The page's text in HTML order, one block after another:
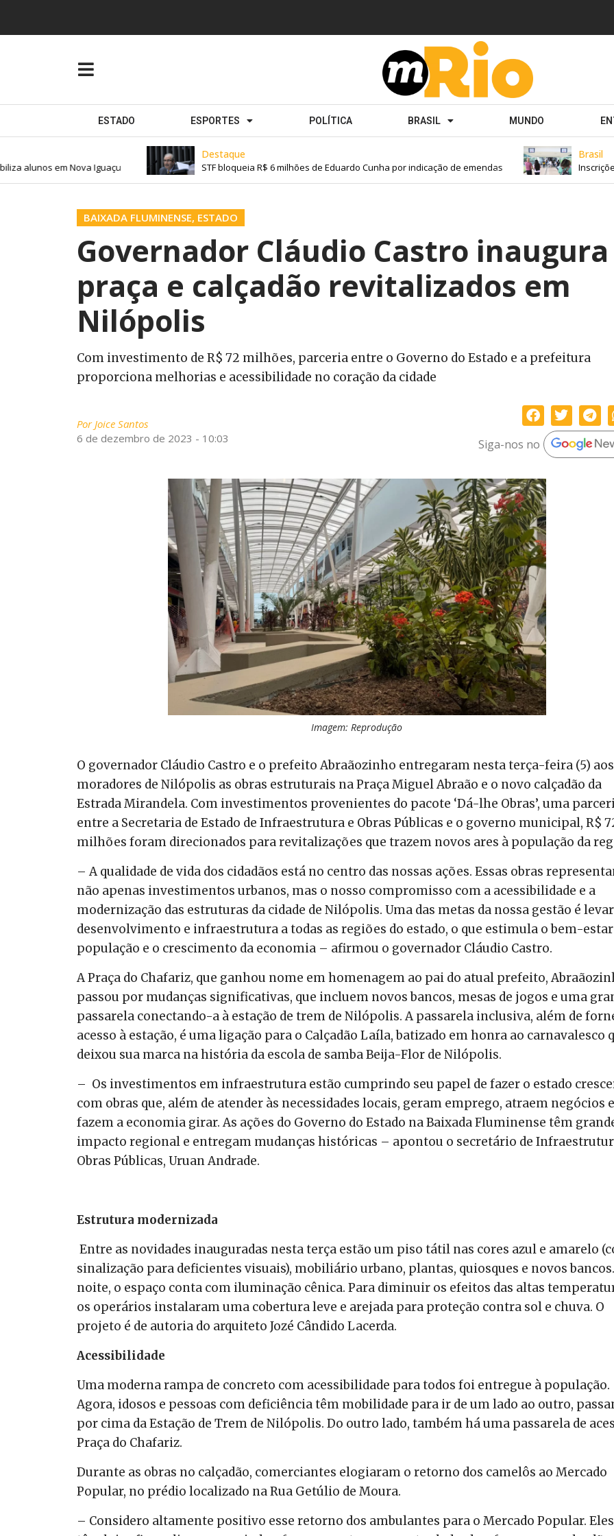
ESTADO ESPORTES POLÍTICA BRASIL MUNDO
Destaque
STF bloqueia R$ 6 milhões de Eduardo Cunha por indicação de emendas
Brasil
Inscrições
alunos em Nova Iguaçu
BAIXADA FLUMINENSE, ESTADO
Governador Cláudio Castro inaugura
praça e calçadão revitalizados em
Nilópolis
Com investimento de R$ 72 milhões, parceria entre o Governo do Estado e a prefeitura
proporciona melhorias e acessibilidade no coração da cidade
PorJoice Santos
6 de dezembro de 2023 - 10:03
Siga-nos no
Imagem: Reprodução
O governador Cláudio Castro e o prefeito Abraãozinho entregaram nesta terça-feira (5) aos
moradores de Nilópolis as obras estruturais na Praça Miguel Abraão e o novo calçadão da
Estrada Mirandela. Com investimentos provenientes do pacote ‘Dá-lhe Obras’, uma
entre a Secretaria de Estado de Infraestrutura e Obras Públicas e o governo municipal, R$
milhões foram direcionados para revitalizações que trazem novos ares à população da
– A qualidade de vida dos cidadãos está no centro das nossas ações. Essas obras
não apenas investimentos urbanos, mas o nosso compromisso com a acessibilidade e a
modernização das estruturas da cidade de Nilópolis. Uma das metas da nossa gestão é levar
desenvolvimento e infraestrutura a todas as regiões do estado, o que estimula o bem-
população e o crescimento da economia – afirmou o governador Cláudio Castro.
A Praça do Chafariz, que ganhou nome em homenagem ao pai do atual prefeito,
passou por mudanças significativas, que incluem novos bancos, mesas de jogos e uma
passarela conectando-a à estação de trem de Nilópolis. A passarela inclusiva, além de
acesso à estação, é uma ligação para o Calçadão Laíla, batizado em honra ao carnavalesco
deixou sua marca na história da escola de samba Beija-Flor de Nilópolis.
– Os investimentos em infraestrutura estão cumprindo seu papel de fazer o estado
com obras que, além de atender às necessidades locais, geram emprego, atraem negócios e
fazem a economia girar. As ações do Governo do Estado na Baixada Fluminense têm
impacto regional e entregam mudanças históricas – apontou o secretário de
Obras Públicas, Uruan Andrade.
Estrutura modernizada
Entre as novidades inauguradas nesta terça estão um piso tátil nas cores azul e amarelo
sinalização para deficientes visuais), mobiliário urbano, plantas, quiosques e novos
noite, o espaço conta com iluminação cênica. Para diminuir os efeitos das altas
os operários instalaram uma cobertura leve e arejada para proteção contra sol e chuva. O
projeto é de autoria do arquiteto Jozé Cândido Lacerda.
Acessibilidade
Uma moderna rampa de concreto com acessibilidade para todos foi entregue à população.
Agora, idosos e pessoas com deficiência têm mobilidade para ir de um lado ao outro,
por cima da Estação de Trem de Nilópolis. Do outro lado, também há uma passarela de
Praça do Chafariz.
Durante as obras no calçadão, comerciantes elogiaram o retorno dos camelôs ao Mercado
Popular, no prédio localizado na Rua Getúlio de Moura.
– Considero altamente positivo esse retorno dos ambulantes para o Mercado Popular. Eles